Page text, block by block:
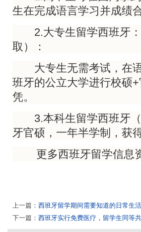
生在完成语言学习并成绩
2.大专生留学西班牙：
取）：
大专生无需考试，在语
班牙的公立大学进行校硕
凭。
3.本科生留学西班牙（
牙官硕，一年半学制，获
更多西班牙留学信息
上一篇： 西班牙留学期间需要知道的日常生
下一篇： 西班牙实行免费医疗，留学生同等